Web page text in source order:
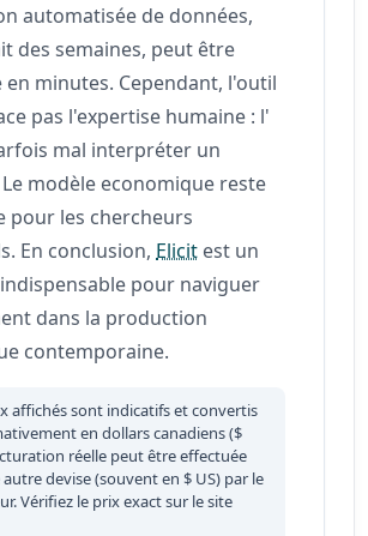
automatisée de données,
des semaines, peut être
en minutes. Cependant, l'outil
pas l'expertise humaine : l'
mal interpréter un
modèle economique reste
pour les chercheurs
En conclusion, Elicit est un
pour naviguer
dans la production
contemporaine.
affichés sont indicatifs et convertis
en dollars canadiens ($
réelle peut être effectuée
devise (souvent en $ US) par le
Vérifiez le prix exact sur le site